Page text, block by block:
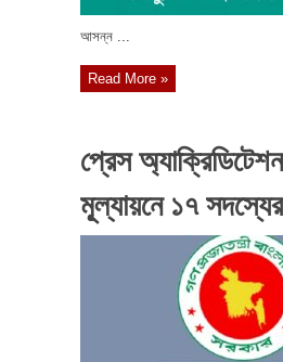
আসন্ন ...
Read More »
প্রেস অ্যাক্রিডিটেশন
মূ্ল্যায়নে ১৭